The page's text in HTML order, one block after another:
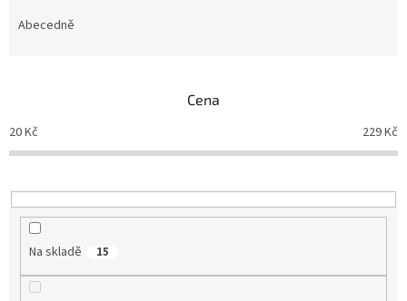
o
d
k
t
Abecedně
Cena
20Kč 229Kč
Na skladě 15